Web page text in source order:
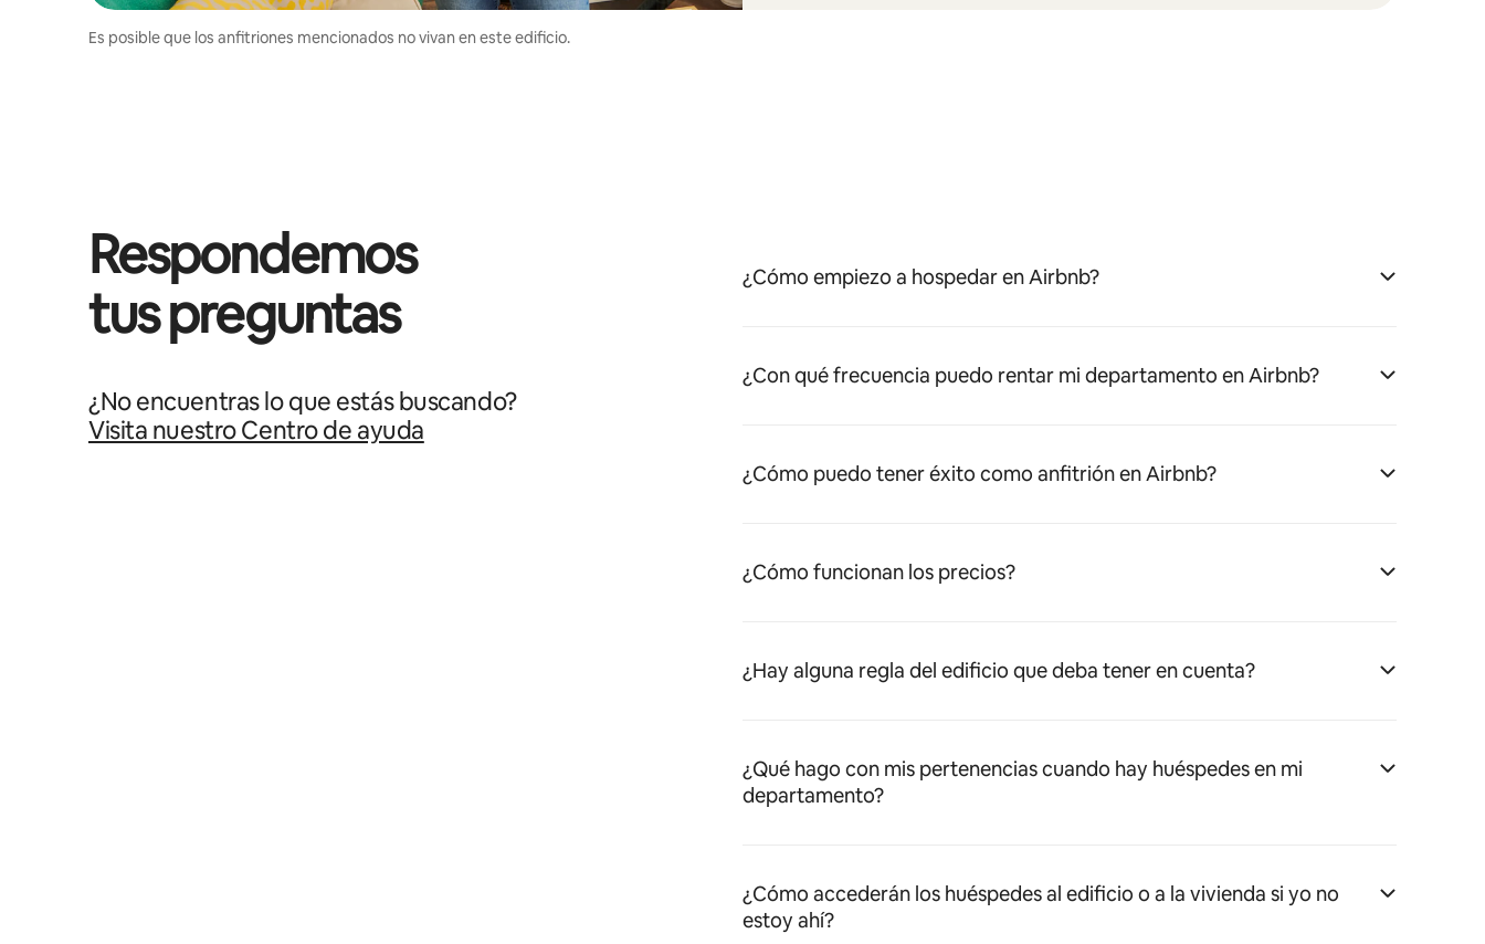
Es posible que los anfitriones mencionados no vivan en este edificio.
Respondemos
tus preguntas
¿No encuentras lo que estás buscando?
Visita nuestro Centro de ayuda
¿Cómo empiezo a hospedar en Airbnb?
¿Con qué frecuencia puedo rentar mi departamento en Airbnb?
¿Cómo puedo tener éxito como anfitrión en Airbnb?
¿Cómo funcionan los precios?
¿Hay alguna regla del edificio que deba tener en cuenta?
¿Qué hago con mis pertenencias cuando hay huéspedes en mi
departamento?
¿Cómo accederán los huéspedes al edificio o a la vivienda si yo no
estoy ahí?